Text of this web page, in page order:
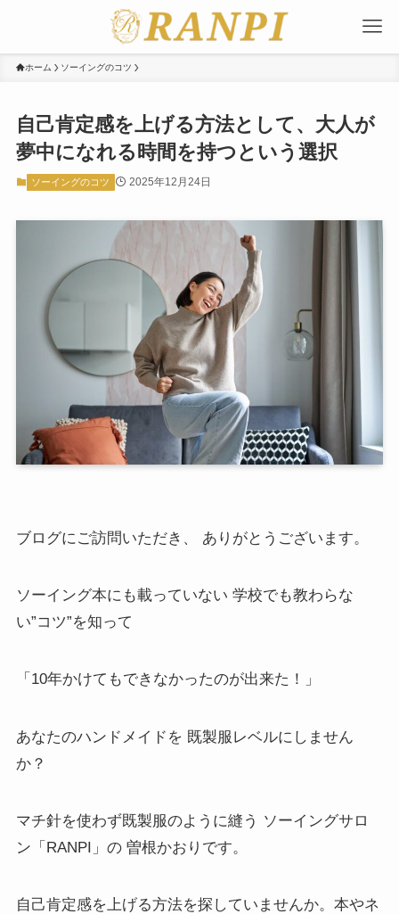
ホーム ソーイングのコツ
自己肯定感を上げる方法として、大人が
夢中になれる時間を持つという選択
ソーイングのコツ 2025年12月24日
ブログにご訪問いただき、 ありがとうございます。
ソーイング本にも載っていない 学校でも教わらな
い”コツ”を知って
「10年かけてもできなかったのが出来た！」
あなたのハンドメイドを 既製服レベルにしません
か？
マチ針を使わず既製服のように縫う ソーイングサロ
ン「RANPI」の 曽根かおりです。
自己肯定感を上げる方法を探していませんか。本やネ